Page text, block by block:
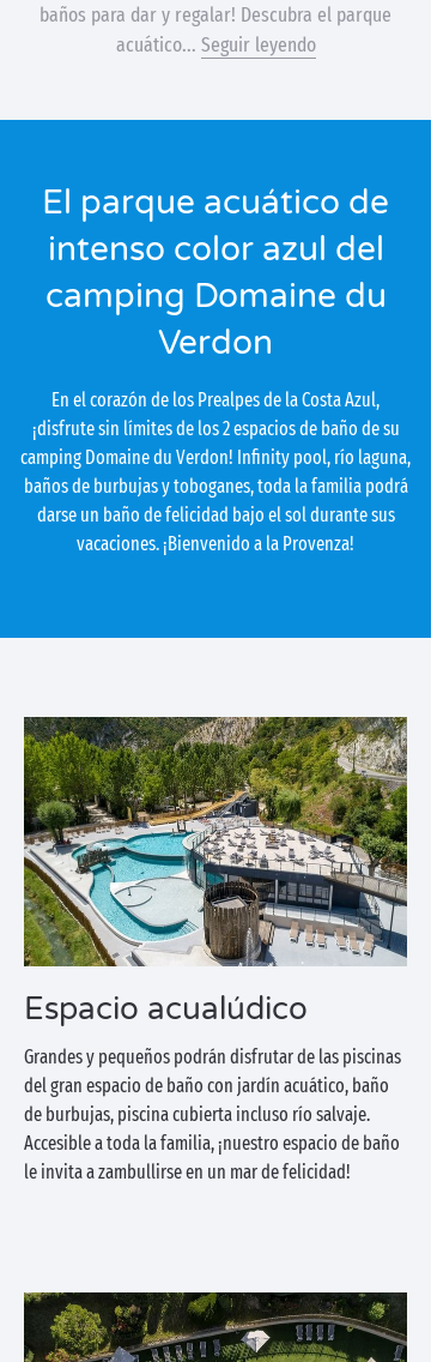
baños para dar y regalar! Descubra el parque
acuático... Seguir leyendo
El parque acuático de
intenso color azul del
camping Domaine du
Verdon
En el corazón de los Prealpes de la Costa Azul,
¡disfrute sin límites de los 2 espacios de baño de su
camping Domaine du Verdon! Infinity pool, río laguna,
baños de burbujas y toboganes, toda la familia podrá
darse un baño de felicidad bajo el sol durante sus
vacaciones. ¡Bienvenido a la Provenza!
Espacio acualúdico
Grandes y pequeños podrán disfrutar de las piscinas
del gran espacio de baño con jardín acuático, baño
de burbujas, piscina cubierta incluso río salvaje.
Accesible a toda la familia, ¡nuestro espacio de baño
le invita a zambullirse en un mar de felicidad!